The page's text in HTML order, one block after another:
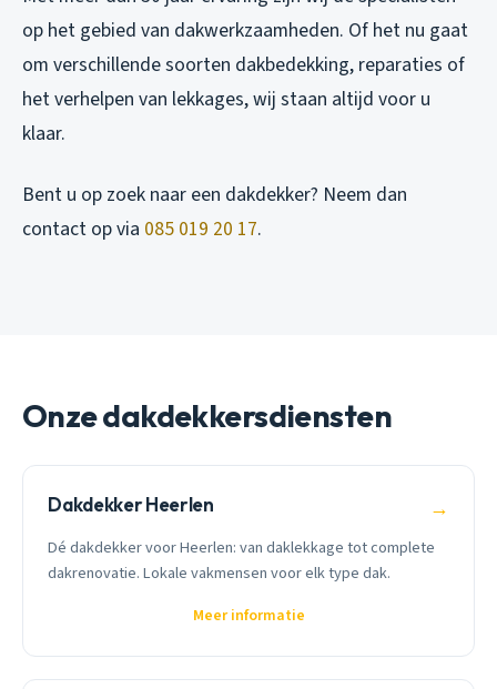
op het gebied van dakwerkzaamheden. Of het nu gaat
om verschillende soorten dakbedekking, reparaties of
het verhelpen van lekkages, wij staan altijd voor u
klaar.
Bent u op zoek naar een dakdekker? Neem dan
contact op via 085 019 20 17.
Onze dakdekkersdiensten
Dakdekker Heerlen →
Dé dakdekker voor Heerlen: van daklekkage tot complete
dakrenovatie. Lokale vakmensen voor elk type dak.
Meer informatie